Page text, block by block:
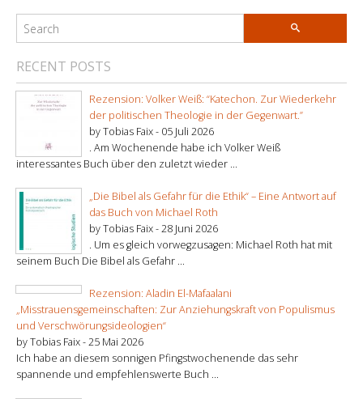
RECENT POSTS
Rezension: Volker Weiß: “Katechon. Zur Wiederkehr
der politischen Theologie in der Gegenwart.”
by Tobias Faix - 05 Juli 2026
. Am Wochenende habe ich Volker Weiß
interessantes Buch über den zuletzt wieder ...
„Die Bibel als Gefahr für die Ethik“ – Eine Antwort auf
das Buch von Michael Roth
by Tobias Faix -28 Juni 2026
. Um es gleich vorwegzusagen: Michael Roth hat mit
seinem Buch Die Bibel als Gefahr ...
Rezension: Aladin El-Mafaalani
„Misstrauensgemeinschaften: Zur Anziehungskraft von Populismus
und Verschwörungsideologien“
by Tobias Faix -25 Mai 2026
Ich habe an diesem sonnigen Pfingstwochenende das sehr
spannende und empfehlenswerte Buch ...